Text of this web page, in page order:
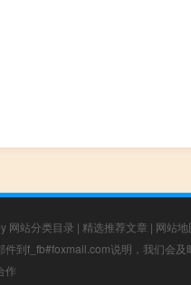
网站分类目录 | 精选推荐文章 | 网站地
到f_fb#foxmail.com说明，我们会及
作